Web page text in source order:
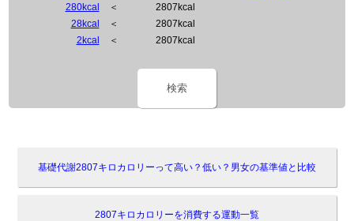
280kcal ＜
2807kcal
28kcal
＜
2807kcal
2kcal
＜ 2807kcal
検索
基礎代謝2807キロカロリーって高い？低い？男女の基準値と比較
2807キロカロリーを消費する運動一覧